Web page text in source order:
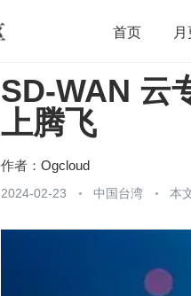
首页
开源 架构
团队管理
SD-WAN 云
上腾飞
作者： Ogcloud
2024-02-23 中国台湾 本